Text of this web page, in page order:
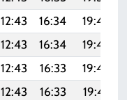
12:43 16:34 19:49
12:43 16:34 19:48
12:43 16:33 19:46
12:43 16:33 19:45